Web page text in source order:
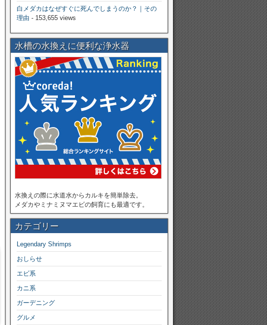
白メダカはなぜすぐに死んでしまうのか？｜その
理由 - 153,655 views
水槽の水換えに便利な浄水器
水換えの際に水道水からカルキを簡単除去。
メダカやミナミヌマエビの飼育にも最適です。
カテゴリー
Legendary Shrimps
おしらせ
エビ系
カニ系
ガーデニング
グルメ